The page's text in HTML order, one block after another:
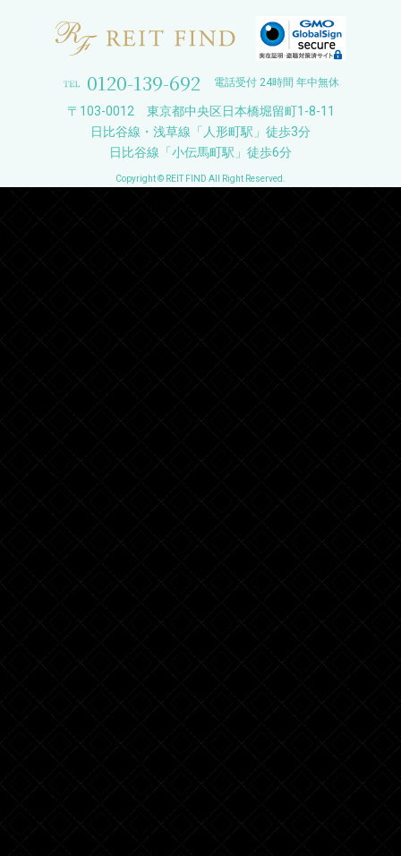
0120-139-692 電話受付 24時間 年中無休
〒103-0012 東京都中央区日本橋堀留町1-8-11
日比谷線・浅草線「人形町駅」徒歩3分
日比谷線「小伝馬町駅」徒歩6分
Copyright © REIT FIND All Right Reserved.